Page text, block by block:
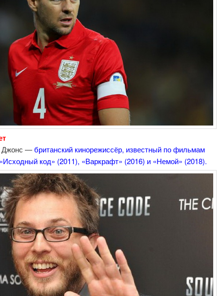
Джонс —британский кинорежиссёр, известный по фильмам
код» (2011), «Варкрафт» (2016) и «Немой» (2018).